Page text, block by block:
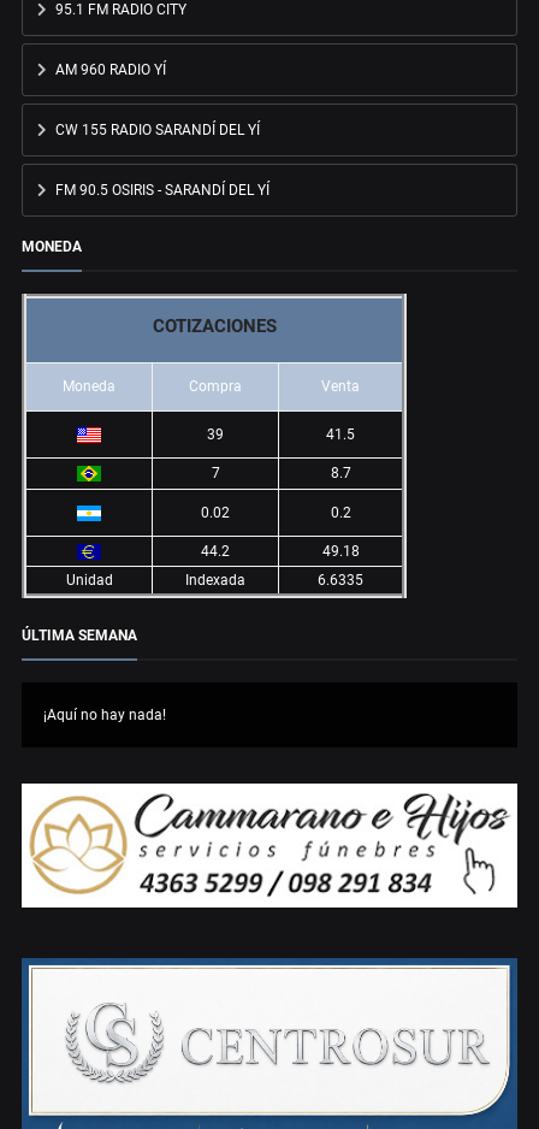
95.1 FM RADIO CITY
AM 960 RADIO YÍ
CW 155 RADIO SARANDÍ DEL YÍ
FM 90.5 OSIRIS - SARANDÍ DEL YÍ
MONEDA
COTIZACIONES
Moneda Compra Venta
39 41.5
7 8.7
0.02 0.2
44.2
49.18
Unidad
Indexada 6.6335
ÚLTIMA SEMANA
¡Aquí no hay nada!